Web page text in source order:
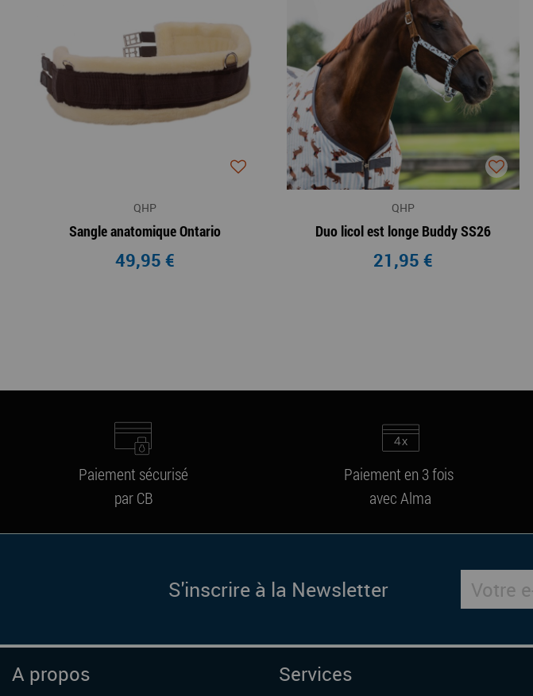
QHP
Sangle anatomique Ontario
49,95 €
QHP
Duo licol est longe Buddy SS26
21,95 €
Paiement sécurisé
par CB
Paiement en 3 fois
avec Alma
S'inscrire à la Newsletter
A propos Services